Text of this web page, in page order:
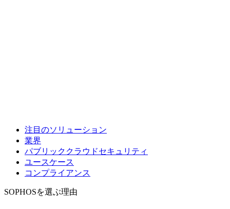
注目のソリューション
業界
パブリッククラウドセキュリティ
ユースケース
コンプライアンス
SOPHOSを選ぶ理由